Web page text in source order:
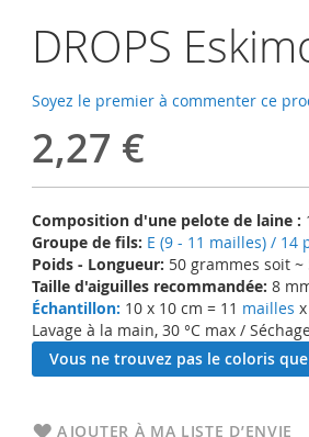
DROPS
Soyez le premier à commenter ce
2,27 €
Composition d'une pelote de laine :
Groupe de fils: E (9 - 11 mailles) / 14
Poids - Longueur: 50 grammes soit ~
Taille d'aiguilles recommandée: 8
Échantillon: 10 x 10 cm = 11 mailles
Lavage à la main, 30 °C max /
Vous ne trouvez pas le coloris
AJOUTER À MA LISTE D’ENVIE